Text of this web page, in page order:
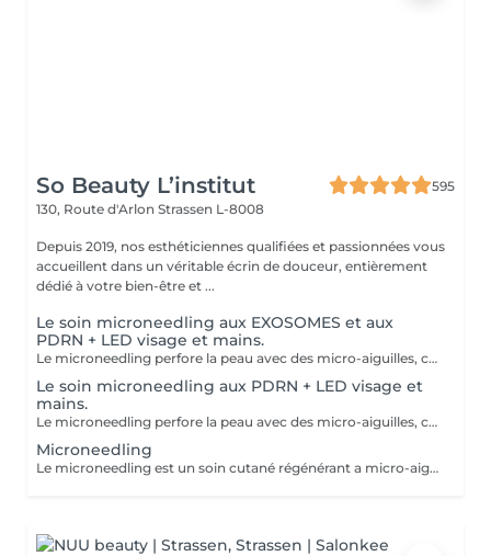
So Beauty L’institut
595
130, Route d'Arlon Strassen L-8008
Depuis 2019, nos esthéticiennes qualifiées et passionnées vous
accueillent dans un véritable écrin de douceur, entièrement
dédié à votre bien-être et ...
Le soin microneedling aux EXOSOMES et aux
PDRN + LED visage et mains.
Le microneedling perfore la peau avec des micro-aiguilles, créant des micro-canaux qui permettent à un sérum actif (PDRN ou exosomes) de pénétrer en profondeur dans le derme. C'est ce qu'on appelle un soin « biostimulateur » : on ne remplit pas, on stimule la peau pour qu'elle se régénère elle-même. L'association des exosomes et du PDRN (Polydésoxyribonucléotide) est une révolution anti-âge. Il représente le protocole de régénération cutanée le plus avancé en médecine esthétique. Cette synergie permet de stimuler le renouvellement cellulaire de façon accélérée, d'atténuer les cicatrices et de lifter le teint sans chirurgie. C'est une synergie régénératrice puissante, ces deux actifs maximisent la réparation tissulaire et l'éclat du teint. Idéale pour les peaux: matures , avec des dommages solaires importants, des cicatrices, une perte de fermeté. Soin plus puissant que le PDRN . Pour optimiser les effets du soin, nous appliquerons la lumière LED sur le visage. Profitez, également, d'un traitement anti-âge à la lumière Led pour les mains.
Le soin microneedling aux PDRN + LED visage et
mains.
Le microneedling perfore la peau avec des micro-aiguilles, créant des micro-canaux qui permettent à un sérum actif (PDRN ou exosomes) de pénétrer en profondeur dans le derme. C'est ce qu'on appelle un soin « biostimulateur » : on ne remplit pas, on stimule la peau pour qu'elle se régénère elle-même. Tandis que le sérum PDRN pénètre profondément pour stimuler la réparation cellulaire, accélérer la cicatrisation et booster la production de collagène. Pour optimiser les effets du soin, nous appliquerons la lumière LED sur le visage. Profitez, également, d'un traitement anti-âge à la lumière Led pour les mains.
Microneedling
Le microneedling est un soin cutané régénérant a micro-aiguilles permettant de réduire les signes de l'âge et de raviver l'éclat de votre peau, il aide aussi a effacer les traces d'acné, les cicatrices. Un véritable soin qui resserre les pores dilatés , lisse la peau, estimes les rides et ridules grâce au sérum à l'acide hyaluronique. + LED visage et mains